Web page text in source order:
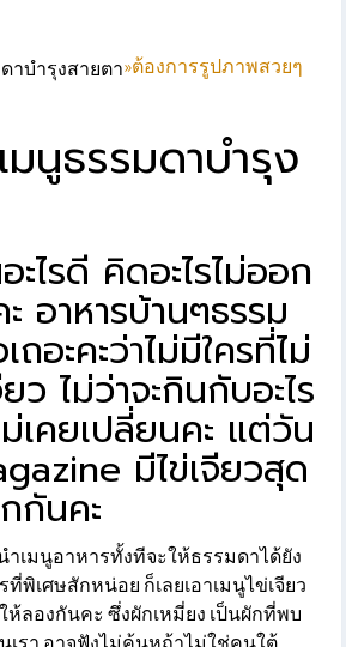
»ต้องการรูปภาพสวยๆ
มนูธรรมดาบำรุง
รดี คิดอะไรไม่ออก
อาหารบ้านๆธรรม
ถอะคะว่าไม่มีใครที่ไม่
ว ไม่ว่าจะกินกับอะไร
เคยเปลี่ยนคะ แต่วัน
มีไข่เจียวสุด
กันคะ
ำเมนูอาหารทั้งทีจะให้ธรรมดาได้ยัง
พิเศษสักหน่อย ก็เลยเอาเมนูไข่เจียว
ห้ลองกันคะ ซึ่งผักเหมี่ยง เป็นผักที่พบ